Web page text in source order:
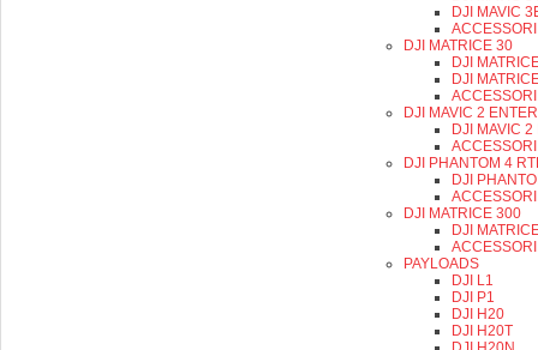
DJI MAVIC
DJI MATRICE 30
DJI
DJI
DJI MAVIC 2
DJI MAVIC
DJI PHANTOM 4
DJI
DJI MATRICE 300
DJI
PAYLOADS
DJI L1
DJI P1
DJI H20
DJI H20T